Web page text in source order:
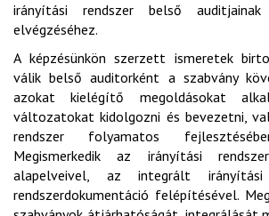
irányítási rendszer belső
elvégzéséhez.
A képzésünkön szerzett ismeretek
válik belső auditorként a szabvány
azokat kielégítő megoldásokat
változatokat kidolgozni és bevezetni,
rendszer folyamatos
Megismerkedik az irányítási
alapelveivel, az integrált
rendszerdokumentáció felépítésével.